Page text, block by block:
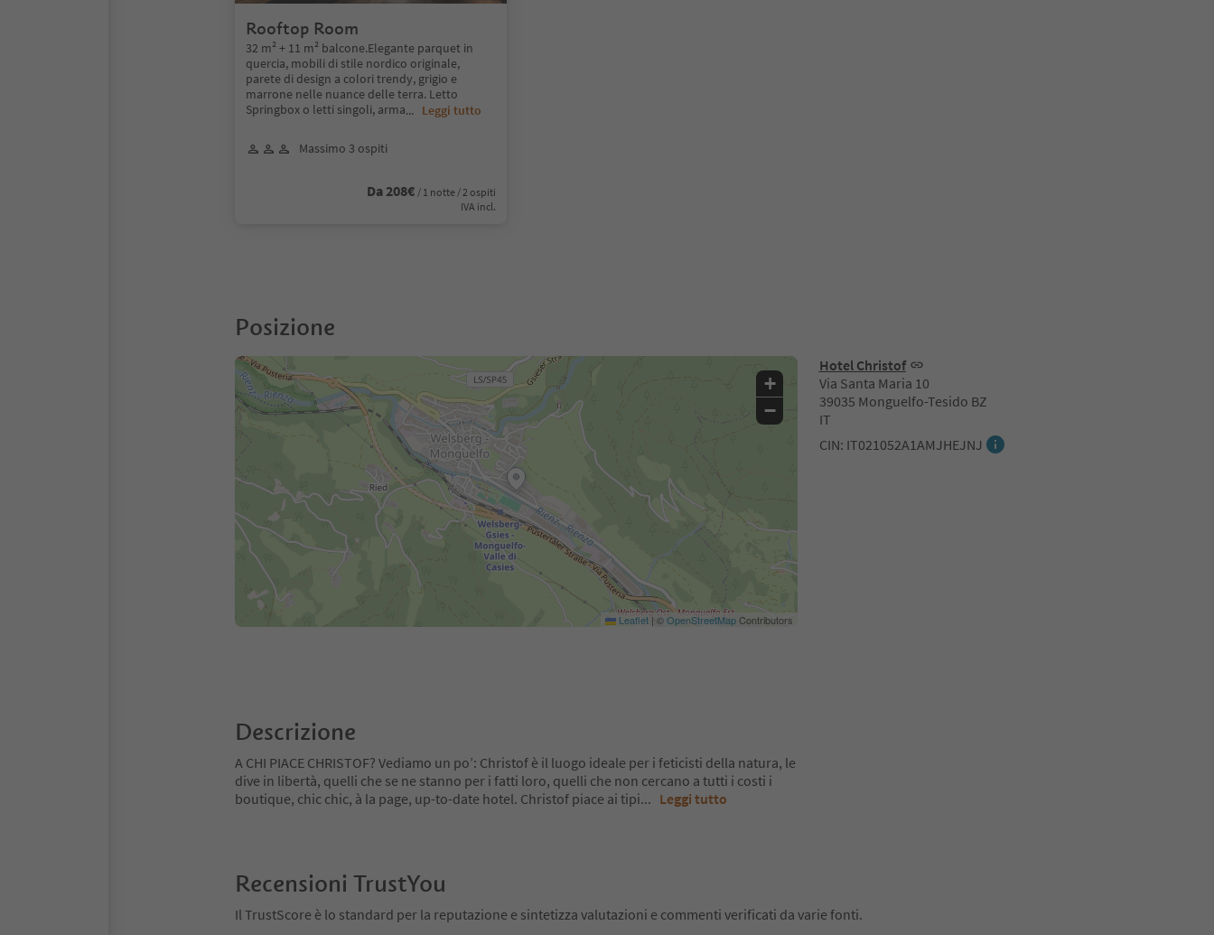
Rooftop Room
32 m² + 11 m² balcone.Elegante parquet in
quercia, mobili di stile nordico originale,
parete di design a colori trendy, grigio e
marrone nelle nuance delle terra. Letto
Springbox o letti singoli, arma... Leggi tutto
Massimo 3 ospiti
Da 208€ / 1 notte / 2 ospiti
IVA incl.
Posizione
Hotel Christof
Via Santa Maria 10
39035 Monguelfo-Tesido BZ
IT
CIN: IT021052A1AMJHEJNJ
+
−
Leaflet | ©OpenStreetMapContributors
Descrizione
A CHI PIACE CHRISTOF? Vediamo un po’: Christof è il luogo ideale per i feticisti della natura, le
dive in libertà, quelli che se ne stanno per i fatti loro, quelli che non cercano a tutti i costi i
boutique, chic chic, à la page, up-to-date hotel. Christof piace ai tipi... Leggi tutto
Recensioni TrustYou
Il TrustScore è lo standard per la reputazione e sintetizza valutazioni e commenti verificati da varie fonti.